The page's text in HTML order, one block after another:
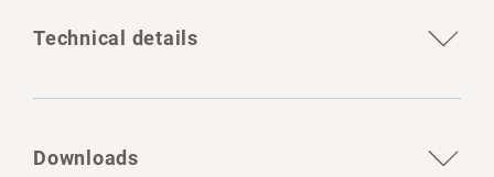
Technical details
Downloads